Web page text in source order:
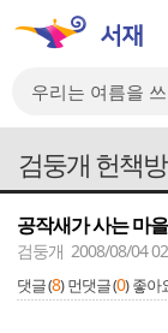
검둥개 헌책방
공작새가 사는 마
검둥개 2008/08/04
댓글 (8) 먼댓글 (0) 좋아